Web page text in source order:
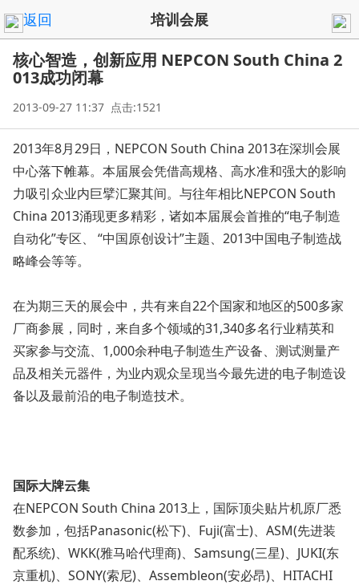
返回 培训会展
核心智造，创新应用 NEPCON South China 2
013成功闭幕
2013-09-27 11:37 点击:1521
2013年8月29日，NEPCON South China 2013在深圳会展
中心落下帷幕。本届展会凭借高规格、高水准和强大的影响
力吸引众业内巨擘汇聚其间。与往年相比NEPCON South
China 2013涌现更多精彩，诸如本届展会首推的“电子制造
自动化”专区、 “中国原创设计”主题、2013中国电子制造战
略峰会等等。
在为期三天的展会中，共有来自22个国家和地区的500多家
厂商参展，同时，来自多个领域的31,340多名行业精英和
买家参与交流、1,000余种电子制造生产设备、测试测量产
品及相关元器件，为业内观众呈现当今最先进的电子制造设
备以及最前沿的电子制造技术。
国际大牌云集
在NEPCON South China 2013上，国际顶尖贴片机原厂悉
数参加，包括Panasonic(松下)、Fuji(富士)、ASM(先进装
配系统)、WKK(雅马哈代理商)、Samsung(三星)、JUKI(东
京重机)、SONY(索尼)、Assembleon(安必昂)、HITACHI